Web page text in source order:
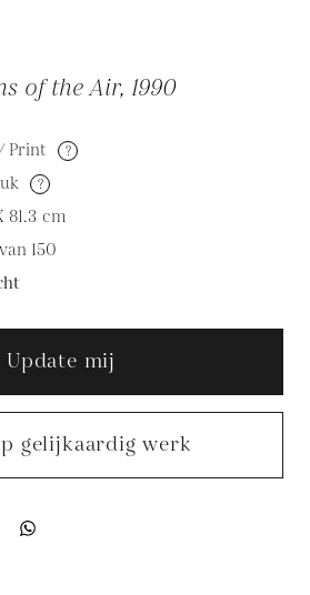
of the Air, 1990
Print ?
?
81.3 cm
150
Update mij
gelijkaardig werk